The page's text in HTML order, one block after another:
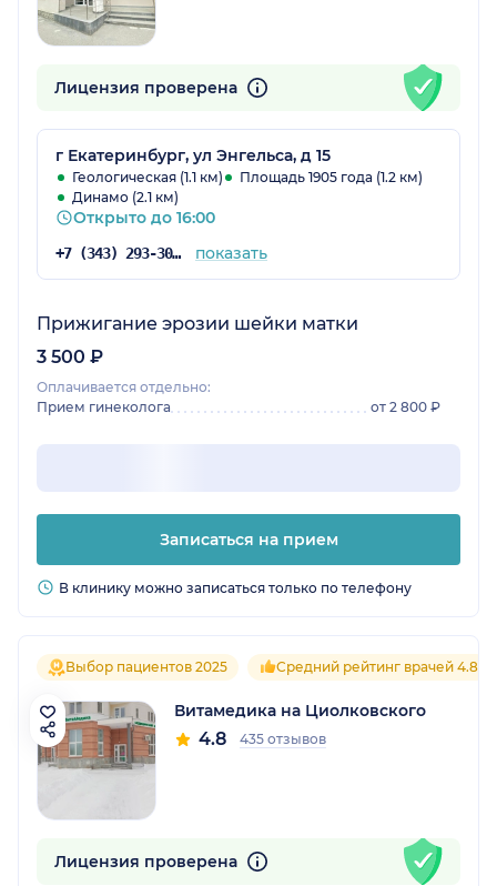
Лицензия проверена
г Екатеринбург, ул Энгельса, д 15
Геологическая (1.1 км)
Площадь 1905 года (1.2 км)
Динамо (2.1 км)
Открыто до 16:00
+7 (343) 293-30-46 показать
Прижигание эрозии шейки матки
3 500 ₽
Оплачивается отдельно:
Прием гинеколога
от 2 800 ₽
Записаться на прием
В клинику можно записаться только по телефону
Выбор пациентов 2025 Средний рейтинг врачей 4.8
Витамедика на Циолковского
4.8 435 отзывов
Лицензия проверена